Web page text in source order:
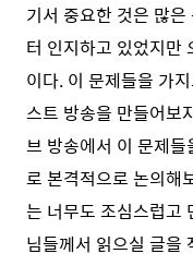
기서 중요한 것은 많
터 인지하고 있었지만
이다. 이 문제들을 가
스트 방송을 만들어보
브 방송에서 이 문제
로 본격적으로 논의해
는 너무도 조심스럽고
님들께서 읽으실 글을